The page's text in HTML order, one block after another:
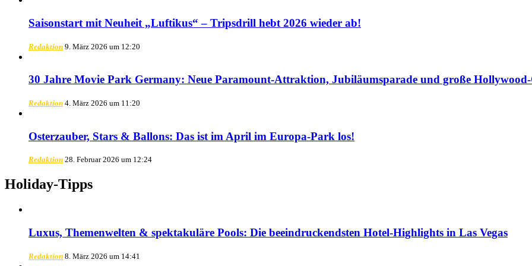
Saisonstart mit Neuheit „Luftikus“ – Tripsdrill hebt 2026 wieder ab!
Redaktion 9. März 2026 um 12:20
30 Jahre Movie Park Germany: Neue Paramount-Attraktion, Jubiläumsparade und große Hollywood-
Redaktion 4. März 2026 um 11:20
Osterzauber, Stars & Ballons: Das ist im April im Europa-Park los!
Redaktion 28. Februar 2026 um 12:24
Holiday-Tipps
Luxus, Themenwelten & spektakuläre Pools: Die beeindruckendsten Hotel-Highlights in Las Vegas
Redaktion 8. März 2026 um 14:41